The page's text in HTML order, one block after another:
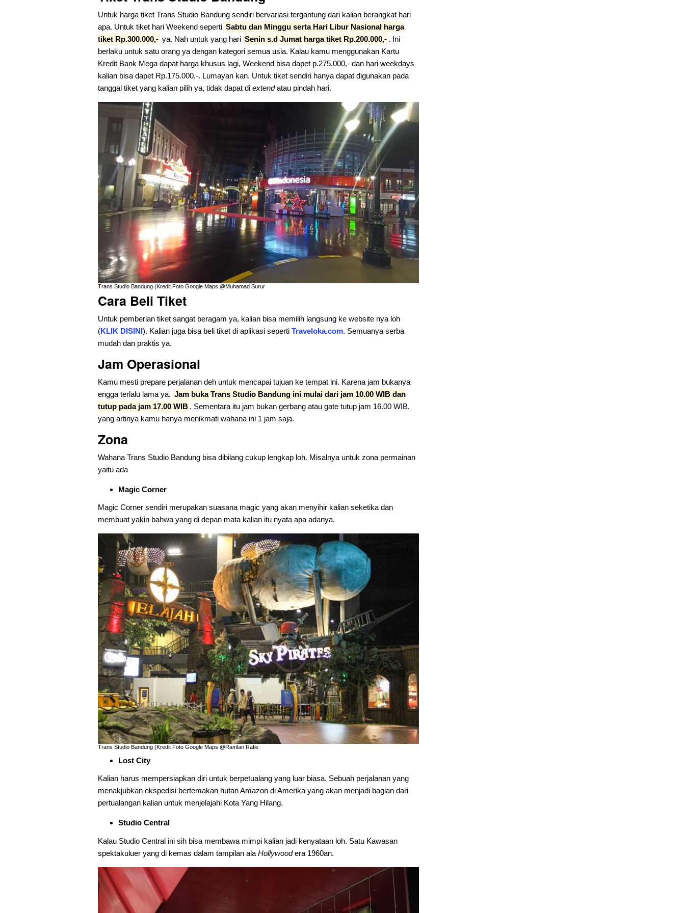
Untuk harga tiket Trans Studio Bandung sendiri bervariasi tergantung dari kalian berangkat hari
apa. Untuk tiket hari Weekend seperti Sabtu dan Minggu serta Hari Libur Nasional harga
tiket Rp.300.000,- ya. Nah untuk yang hari Senin s.d Jumat harga tiket Rp.200.000,- . Ini
berlaku untuk satu orang ya dengan kategori semua usia. Kalau kamu menggunakan Kartu
Kredit Bank Mega dapat harga khusus lagi, Weekend bisa dapet p.275.000,- dan hari weekdays
kalian bisa dapet Rp.175.000,-. Lumayan kan. Untuk tiket sendiri hanya dapat digunakan pada
tanggal tiket yang kalian pilih ya, tidak dapat di extendatau pindah hari.
Trans Studio Bandung (Kredit Foto Google Maps @Muhamad Surur
Cara Beli Tiket
Untuk pemberian tiket sangat beragam ya, kalian bisa memilih langsung ke website nya loh
(KLIK DISINI). Kalian juga bisa beli tiket di aplikasi seperti Traveloka.com. Semuanya serba
mudah dan praktis ya.
Jam Operasional
Kamu mesti prepare perjalanan deh untuk mencapai tujuan ke tempat ini. Karena jam bukanya
engga terlalu lama ya. Jam buka Trans Studio Bandung ini mulai dari jam 10.00 WIB dan
tutup pada jam 17.00 WIB . Sementara itu jam bukan gerbang atau gate tutup jam 16.00 WIB,
yang artinya kamu hanya menikmati wahana ini 1 jam saja.
Zona
Wahana Trans Studio Bandung bisa dibilang cukup lengkap loh. Misalnya untuk zona permainan
yaitu ada
Magic Corner
Magic Corner sendiri merupakan suasana magic yang akan menyihir kalian seketika dan
membuat yakin bahwa yang di depan mata kalian itu nyata apa adanya.
Trans Studio Bandung (Kredit Foto Google Maps @Ramlan Rafie
Lost City
Kalian harus mempersiapkan diri untuk berpetualang yang luar biasa. Sebuah perjalanan yang
menakjubkan ekspedisi bertemakan hutan Amazon di Amerika yang akan menjadi bagian dari
pertualangan kalian untuk menjelajahi Kota Yang Hilang.
Studio Central
Kalau Studio Central ini sih bisa membawa mimpi kalian jadi kenyataan loh. Satu Kawasan
spektakuluer yang di kemas dalam tampilan ala Hollywoodera 1960an.